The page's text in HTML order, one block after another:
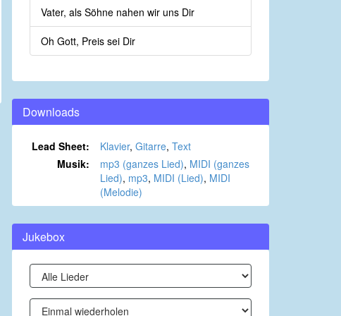
Vater, als Söhne nahen wir uns Dir
Oh Gott, Preis sei Dir
Downloads
Lead Sheet: Klavier, Gitarre, Text
Musik:
mp3 (ganzes Lied), MIDI (ganzes
Lied), mp3, MIDI (Lied), MIDI
(Melodie)
Jukebox